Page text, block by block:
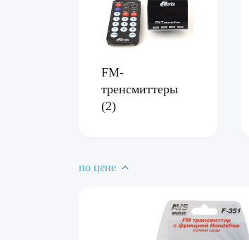
FM-
тренсмиттеры
(2)
по цене